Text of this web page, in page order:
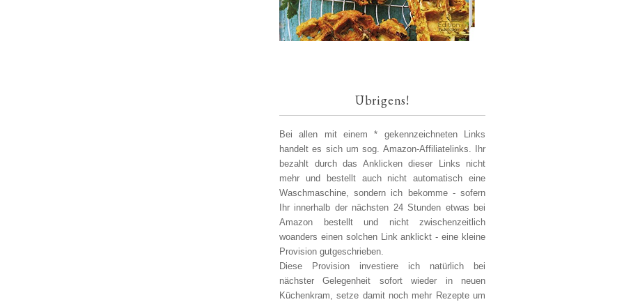
Übrigens!
Bei allen mit einem * gekennzeichneten Links
handelt es sich um sog. Amazon-Affiliatelinks. Ihr
bezahlt durch das Anklicken dieser Links nicht
mehr und bestellt auch nicht automatisch eine
Waschmaschine, sondern ich bekomme - sofern
Ihr innerhalb der nächsten 24 Stunden etwas bei
Amazon bestellt und nicht zwischenzeitlich
woanders einen solchen Link anklickt - eine kleine
Provision gutgeschrieben.
Diese Provision investiere ich natürlich bei
nächster Gelegenheit sofort wieder in neuen
Küchenkram, setze damit noch mehr Rezepte um